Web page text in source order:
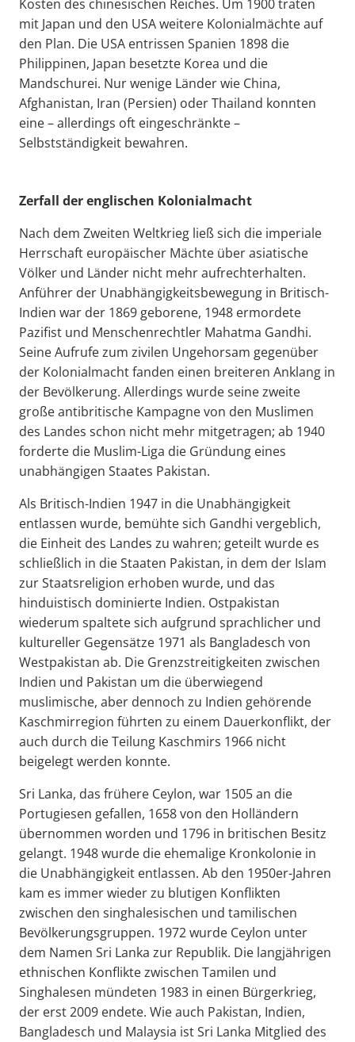
Kosten des chinesischen Reiches. Um 1900 traten
mit Japan und den USA weitere Kolonialmächte auf
den Plan. Die USA entrissen Spanien 1898 die
Philippinen, Japan besetzte Korea und die
Mandschurei. Nur wenige Länder wie China,
Afghanistan, Iran (Persien) oder Thailand konnten
eine – allerdings oft eingeschränkte –
Selbstständigkeit bewahren.
Zerfall der englischen Kolonialmacht
Nach dem Zweiten Weltkrieg ließ sich die imperiale
Herrschaft europäischer Mächte über asiatische
Völker und Länder nicht mehr aufrechterhalten.
Anführer der Unabhängigkeitsbewegung in Britisch-
Indien war der 1869 geborene, 1948 ermordete
Pazifist und Menschenrechtler Mahatma Gandhi.
Seine Aufrufe zum zivilen Ungehorsam gegenüber
der Kolonialmacht fanden einen breiteren Anklang in
der Bevölkerung. Allerdings wurde seine zweite
große antibritische Kampagne von den Muslimen
des Landes schon nicht mehr mitgetragen; ab 1940
forderte die Muslim-Liga die Gründung eines
unabhängigen Staates Pakistan.
Als Britisch-Indien 1947 in die Unabhängigkeit
entlassen wurde, bemühte sich Gandhi vergeblich,
die Einheit des Landes zu wahren; geteilt wurde es
schließlich in die Staaten Pakistan, in dem der Islam
zur Staatsreligion erhoben wurde, und das
hinduistisch dominierte Indien. Ostpakistan
wiederum spaltete sich aufgrund sprachlicher und
kultureller Gegensätze 1971 als Bangladesch von
Westpakistan ab. Die Grenzstreitigkeiten zwischen
Indien und Pakistan um die überwiegend
muslimische, aber dennoch zu Indien gehörende
Kaschmirregion führten zu einem Dauerkonflikt, der
auch durch die Teilung Kaschmirs 1966 nicht
beigelegt werden konnte.
Sri Lanka, das frühere Ceylon, war 1505 an die
Portugiesen gefallen, 1658 von den Holländern
übernommen worden und 1796 in britischen Besitz
gelangt. 1948 wurde die ehemalige Kronkolonie in
die Unabhängigkeit entlassen. Ab den 1950er-Jahren
kam es immer wieder zu blutigen Konflikten
zwischen den singhalesischen und tamilischen
Bevölkerungsgruppen. 1972 wurde Ceylon unter
dem Namen Sri Lanka zur Republik. Die langjährigen
ethnischen Konflikte zwischen Tamilen und
Singhalesen mündeten 1983 in einen Bürgerkrieg,
der erst 2009 endete. Wie auch Pakistan, Indien,
Bangladesch und Malaysia ist Sri Lanka Mitglied des